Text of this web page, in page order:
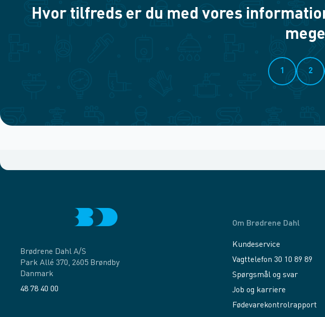
Hvor tilfreds er du med vores
1 2
Brødrene Dahl A/S
Park Allé 370, 2605 Brøndby
Danmark
48 78 40 00
Om Brødrene Dahl
Kundeservice
Vagttelefon 30 10 89 89
Spørgsmål og svar
Job og karriere
Fødevarekontrolrapport